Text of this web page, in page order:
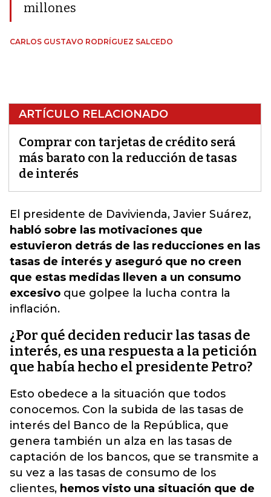
millones
CARLOS GUSTAVO RODRÍGUEZ SALCEDO
ARTÍCULO RELACIONADO
Comprar con tarjetas de crédito será
más barato con la reducción de tasas
de interés
El presidente de Davivienda, Javier Suárez,
habló sobre las motivaciones que
estuvieron detrás de las reducciones en las
tasas de interés y aseguró que no creen
que estas medidas lleven a un consumo
excesivo que golpee la lucha contra la
inflación.
¿Por qué deciden reducir las tasas de
interés, es una respuesta a la petición
que había hecho el presidente Petro?
Esto obedece a la situación que todos
conocemos. Con la subida de las tasas de
interés del Banco de la República, que
genera también un alza en las tasas de
captación de los bancos, que se transmite a
su vez a las tasas de consumo de los
clientes, hemos visto una situación que de